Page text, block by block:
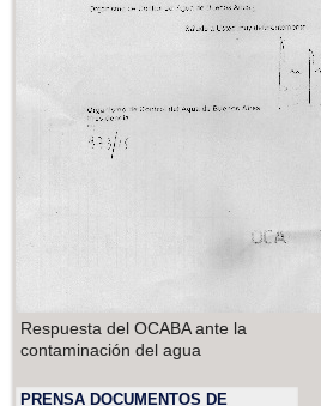
Respuesta del OCABA ante la
contaminación del agua
PRENSA DOCUMENTOS DE